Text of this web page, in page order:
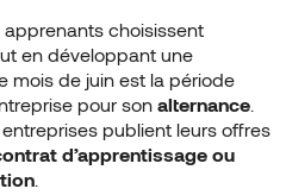
choisissent
en développant une
mois de juin est la période
pour son alternance
publient leurs offres
d’apprentissage ou